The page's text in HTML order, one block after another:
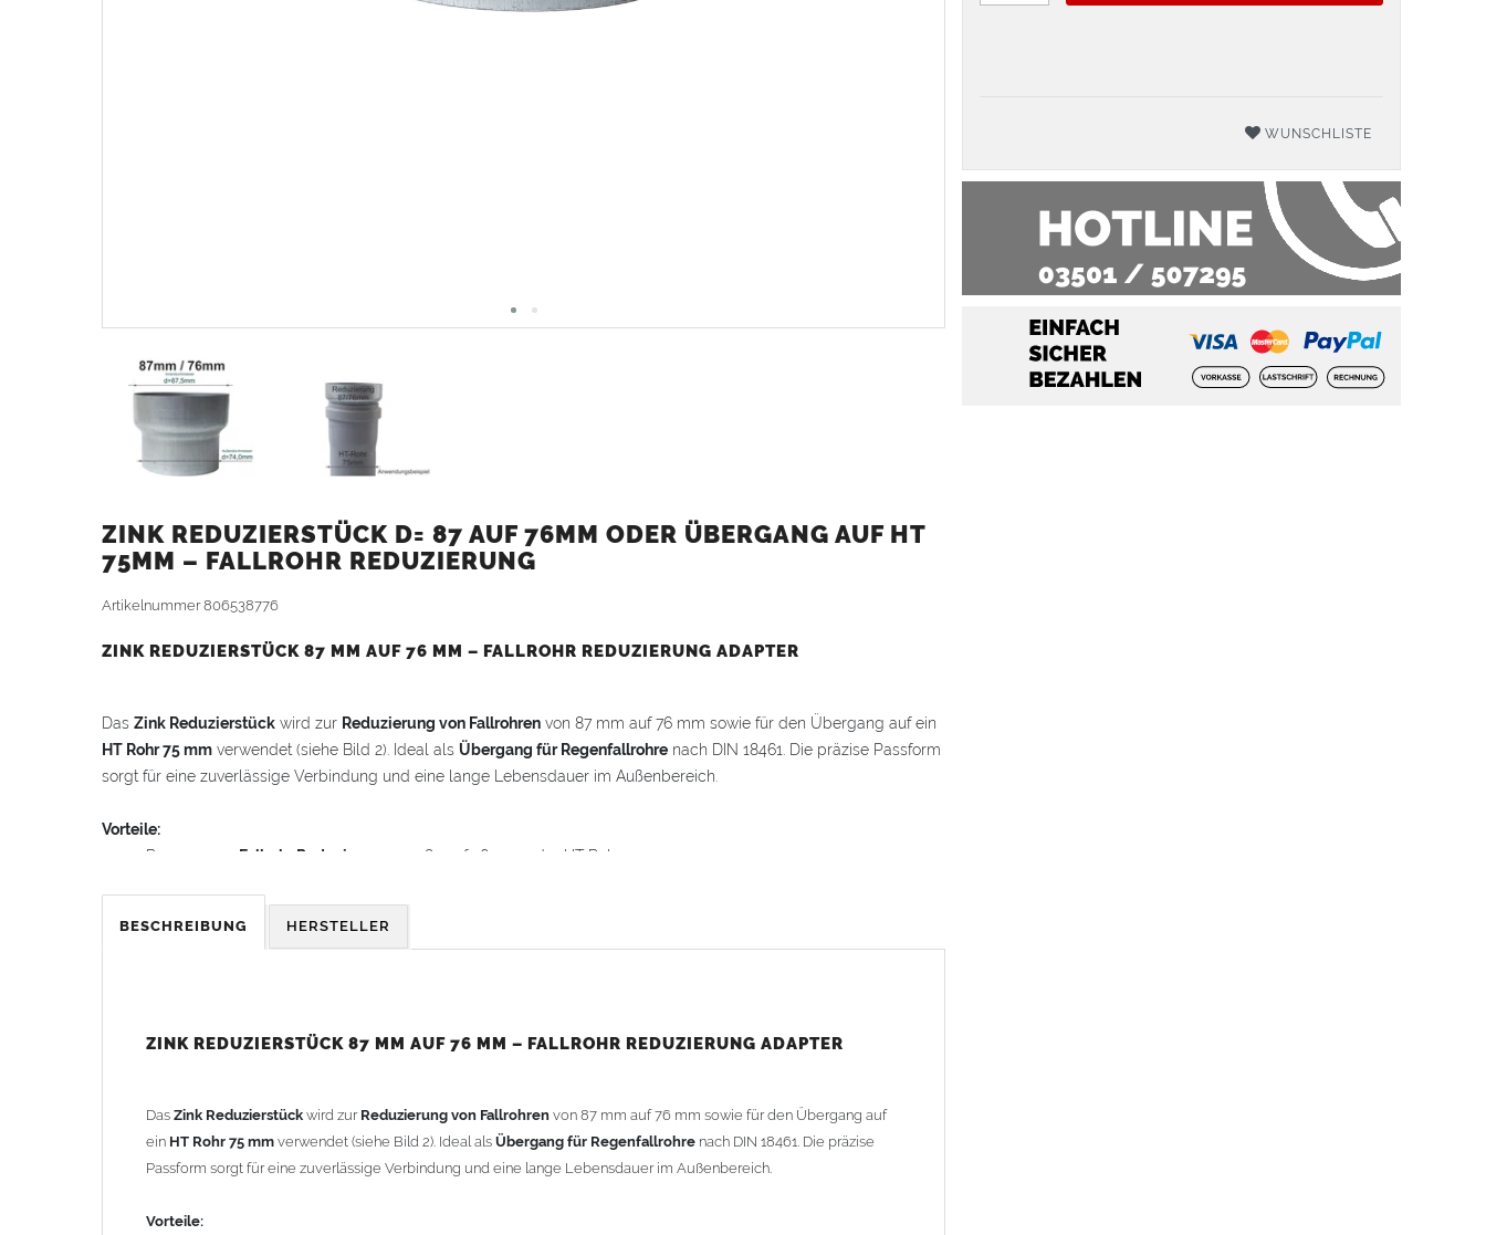
WUNSCHLISTE
ZINK REDUZIERSTÜCK D= 87 AUF 76MM ODER ÜBERGANG AUF HT
75MM – FALLROHR REDUZIERUNG
Artikelnummer806538776
ZINK REDUZIERSTÜCK 87 MM AUF 76 MM – FALLROHR REDUZIERUNG ADAPTER
Das Zink Reduzierstück wird zur Reduzierung von Fallrohren von 87 mm auf 76 mm sowie für den Übergang auf ein
HT Rohr 75 mm verwendet (siehe Bild 2). Ideal als Übergang für Regenfallrohre nach DIN 18461. Die präzise Passform
sorgt für eine zuverlässige Verbindung und eine lange Lebensdauer im Außenbereich.
Vorteile:
Passgenaue Fallrohr Reduzierung
von 87 auf 76 mm oder HT Rohr 75 mm
Hohe Korrosionsbeständigkeit durch
Langlebige Lösung für professionelle
Fallrohre
Unterer Außendurchmesser: 74,0 mm
BESCHREIBUNG HERSTELLER
ZINK REDUZIERSTÜCK 87 MM AUF 76 MM – FALLROHR REDUZIERUNG ADAPTER
Das Zink Reduzierstück wird zur Reduzierung von Fallrohren von 87 mm auf 76 mm sowie für den Übergang auf
ein HT Rohr 75 mm verwendet (siehe Bild 2). Ideal als Übergang für Regenfallrohre nach DIN 18461. Die präzise
Passform sorgt für eine zuverlässige Verbindung und eine lange Lebensdauer im Außenbereich.
Vorteile: